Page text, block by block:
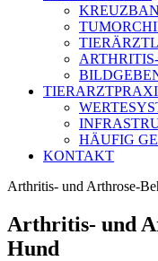
HÄUFIG
KONTAKT
Arthritis- und Arthrose-
Arthritis- und
Hund